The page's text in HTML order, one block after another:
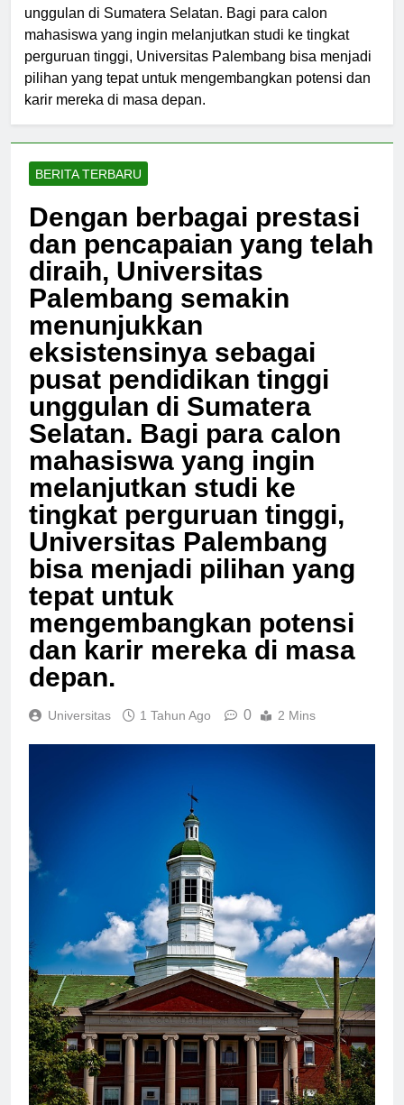
unggulan di Sumatera Selatan. Bagi para calon
mahasiswa yang ingin melanjutkan studi ke tingkat
perguruan tinggi, Universitas Palembang bisa menjadi
pilihan yang tepat untuk mengembangkan potensi dan
karir mereka di masa depan.
BERITA TERBARU
Dengan berbagai prestasi
dan pencapaian yang telah
diraih, Universitas
Palembang semakin
menunjukkan
eksistensinya sebagai
pusat pendidikan tinggi
unggulan di Sumatera
Selatan. Bagi para calon
mahasiswa yang ingin
melanjutkan studi ke
tingkat perguruan tinggi,
Universitas Palembang
bisa menjadi pilihan yang
tepat untuk
mengembangkan potensi
dan karir mereka di masa
depan.
Universitas 1 Tahun Ago 0 2 Mins